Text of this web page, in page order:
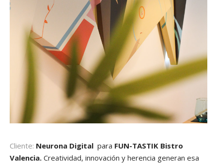
Cliente: Neurona Digital para FUN-TASTIK Bistro
Valencia. Creatividad, innovación y herencia generan esa